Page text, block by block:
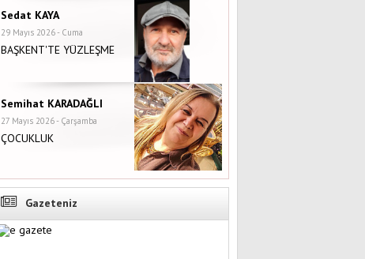
Sedat KAYA
29 Mayıs 2026 - Cuma
BAŞKENT'TE YÜZLEŞME
Semihat KARADAĞLI
27 Mayıs 2026 - Çarşamba
ÇOCUKLUK
Gazeteniz